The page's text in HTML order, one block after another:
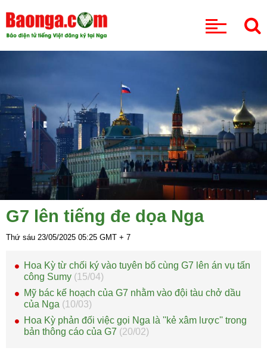
G7 lên tiếng đe dọa Nga
Thứ sáu 23/05/2025 05:25 GMT + 7
Hoa Kỳ từ chối ký vào tuyên bố cùng G7 lên án vụ tấn
công Sumy (15/04)
Mỹ bác kế hoạch của G7 nhằm vào đội tàu chở dầu
của Nga (10/03)
Hoa Kỳ phản đối việc gọi Nga là ''kẻ xâm lược'' trong
bản thông cáo của G7 (20/02)